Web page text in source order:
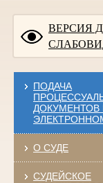
ВЕРСИЯ
ПОДАЧА
ДОКУМЕНТОВ
О СУДЕ
СУДЕЙСКОЕ